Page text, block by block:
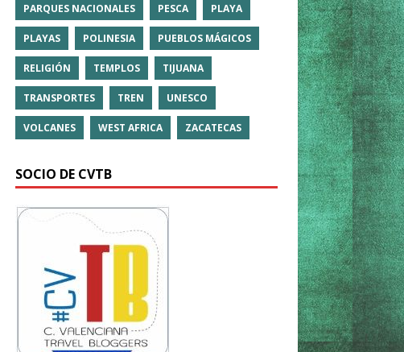
PARQUES NACIONALES PESCA PLAYA
PLAYAS POLINESIA PUEBLOS MÁGICOS
RELIGIÓN TEMPLOS TIJUANA
TRANSPORTES TREN UNESCO
VOLCANES WEST AFRICA ZACATECAS
SOCIO DE CVTB